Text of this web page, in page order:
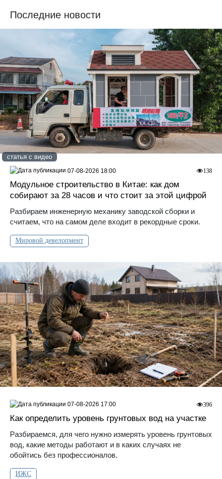
Последние новости
статья с видео
Модульное строительство в Китае: как дом
собирают за 28 часов и что стоит за этой цифрой
Разбираем инженерную механику заводской сборки и
считаем, что на самом деле входит в рекордные сроки.
Мировой девелопмент
138
07-08-2026 18:00
Как определить уровень грунтовых вод на участке
Разбираемся, для чего нужно измерять уровень грунтовых
вод, какие методы работают и в каких случаях не
обойтись без профессионалов.
ИЖС
396
07-08-2026 17:00